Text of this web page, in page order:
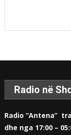
Radio në
Radio “Antena”
dhe nga 17:00 –